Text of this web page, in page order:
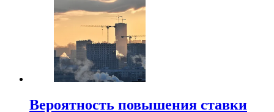
Вероятность повышения ставки